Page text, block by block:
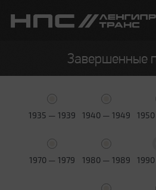
Завершенные
1935 — 1939 1940 — 1949
1970 — 1979 1980 — 1989